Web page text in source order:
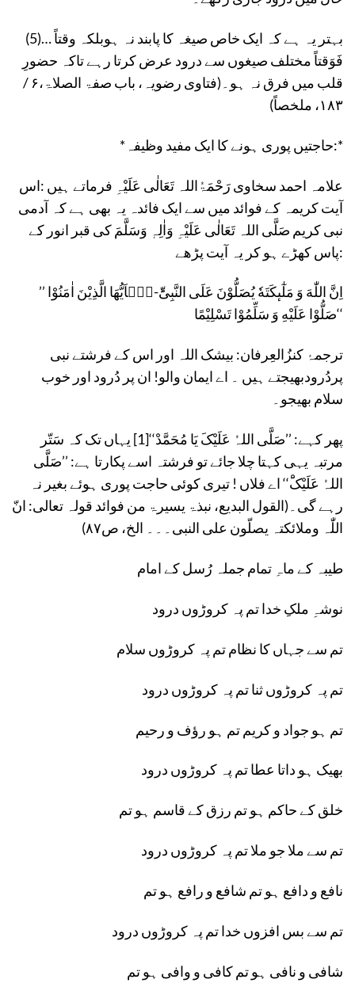
(5)… بہتر یہ ہے کہ ایک خاص صیغہ کا پابند نہ ہوبلکہ وقتاً
فَوَقتاً مختلف صیغوں سے درود عرض کرتا رہے تاکہ حضورِ
قلب میں فرق نہ ہو۔(فتاوی رضویہ، باب صفۃ الصلاۃ،۶ /
۱۸۳، ملخصاً)
*حاجتیں پوری ہونے کا ایک مفید وظیفہ:*
علامہ احمد سخاوی رَحْمَۃُاللہ تَعَالٰی عَلَیْہِ فرماتے ہیں :اس
آیت کریمہ کے فوائد میں سے ایک فائدہ یہ بھی ہے کہ آدمی
نبی کریم صَلَّی اللہ تَعَالٰی عَلَیْہِ وَاٰلِہٖ وَسَلَّمَ کی قبر انور کے
پاس کھڑے ہو کر یہ آیت پڑھے:
’’ اِنَّ اللّٰهَ وَ مَلٰٓىٕكَتَهٗ یُصَلُّوْنَ عَلَى النَّبِیِّؕ-یٰۤاَیُّهَا الَّذِیْنَ اٰمَنُوْا
صَلُّوْا عَلَیْهِ وَ سَلِّمُوْا تَسْلِیْمًا‘‘
ترجمۂ کنزُالعِرفان: بیشک اللہ اور اس کے فرشتے نبی
پردُرودبھیجتے ہیں ۔ اے ایمان والو! ان پر دُرود اور خوب
سلام بھیجو۔
پھر کہے: ’’صَلَّی اللہُ عَلَیْکَ یَا مُحَمَّدْ‘‘[1] یہاں تک کہ سَتّر
مرتبہ یہی کہتا چلا جائے تو فرشتہ اسے پکارتا ہے: ’’صَلَّی
اللہُ عَلَیْکَْ‘‘ اے فلاں ! تیری کوئی حاجت پوری ہوئے بغیر نہ
رہے گی۔(القول البدیع، نبذۃ یسیرۃ من فوائد قولہ تعالی: انّ
اللّٰہ وملائکتہ یصلّون علی النبی۔۔۔ الخ، ص۸۷)
طیبہ کے ماہِ تمام جملہ رُسل کے امام
نوشہِ ملکِ خدا تم پہ کروڑوں درود
تم سے جہاں کا نظام تم پہ کروڑوں سلام
تم پہ کروڑوں ثنا تم پہ کروڑوں درود
تم ہو جواد و کریم تم ہو رؤف و رحیم
بھیک ہو داتا عطا تم پہ کروڑوں درود
خلق کے حاکم ہو تم رزق کے قاسم ہو تم
تم سے ملا جو ملا تم پہ کروڑوں درود
نافع و دافع ہو تم شافع و رافع ہو تم
تم سے بس افزوں خدا تم پہ کروڑوں درود
شافی و نافی ہو تم کافی و وافی ہو تم